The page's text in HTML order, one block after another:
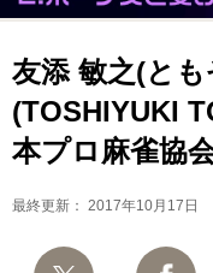
友添 敏之(と
(TOSHIYUKI
本プロ麻雀協
最終更新： 2017年10月17日